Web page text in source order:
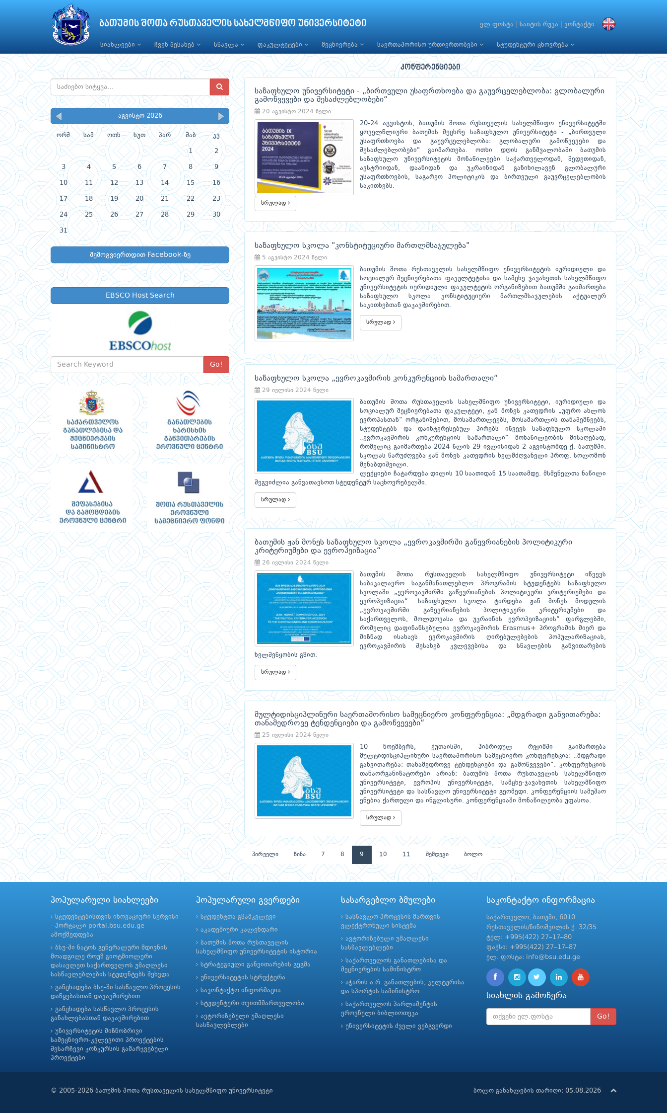
ბათუმის შოთა რუსთაველის სახელმწიფო უნივერსიტეტი ელ.ფოსტა საიტის რუკა კონტაქტი
სიახლეები ჩვენ შესახებ სწავლა ფაკულტეტები მეცნიერება საერთაშორისო ურთიერთობები სტუდენტური ცხოვრება
აგვისტო 2026
ორშ სამ ოთხ ხუთ პარ შაბ კვ
1 2
3 4 5 6 7 8 9
10 11 12 13 14 15 16
17 18 19 20 21 22 23
24 25 26 27 28 29 30
31
შემოგვიერთდით Facebook-ზე
EBSCO Host Search
Go!
კონფერენციები
საზაფხულო უნივერსიტეტი - „ბირთვული უსაფრთხოება და გაუვრცელებლობა: გლობალური
გამოწვევები და შესაძლებლობები“
20 აგვისტო 2024 წელი
20-24 აგვისტოს, ბათუმის შოთა რუსთველის სახელმწიფო უნივერსიტეტში
ყოველწლიური ბათუმის მეცხრე საზაფხულო უნივერსიტეტი - „ბირთვული
უსაფრთხოება და გაუვრცელებლობა: გლობალური გამოწვევები და
შესაძლებლობები" გაიმართება. ოთხი დღის განმვალობაში ბათუმის
საზაფხულო უნივერსიტეტის მონაწილეები საქართველოდან, შედეთიდან,
ავსტრიიდან, დაანიდან და უკრაინიდან განიხილავენ გლობალური
უსაფრთხოების, საგარეო პოლიტიკის და ბირთვული გაუვრცელებლობის
საკითხებს.
სრულად
საზაფხულო სკოლა "კონსტიტუციური მართლმსაჯულება"
5 აგვისტო 2024 წელი
ბათუმის შოთა რუსთაველის სახელმწიფო უნივერსიტეტის იურიდიული და
სოციალურ მეცნიერებათა ფაკულტეტისა და სამცხე ჯავახეთის სახელმწიფო
უნივერსიტეტის იურიდიული ფაკულტეტის ორგანიზებით ბათუმში გაიმართება
საზაფხულო სკოლა კონსტიტუციური მართლმსაჯულების აქტუალურ
საკითხებთან დაკავშირებით.
სრულად
საზაფხულო სკოლა „ევროკავშირის კონკურენციის სამართალი“
29 ივლისი 2024 წელი
ბათუმის შოთა რუსთაველის სახელმწიფო უნივერსიტეტი, იურიდიული და
სოციალურ მეცნიერებათა ფაკულტეტი, ჟან მონეს კათედრის „უფრო ახლოს
ევროპასთან“ ორგანიზებით, მოსამართლეებს, მოსამართლის თანაშემწეებს,
სტუდენტებს და დაინტერესებულ პირებს იწვევს საზაფხულო სკოლაში
„ევროკავშირის კონკურენციის სამართალი“ მონაწილეობის მისაღებად,
რომელიც გაიმართება 2024 წლის 29 ივლისიდან 2 აგვისტომდე ქ. ბათუმში.
სკოლას წარუძღვება ჟან მონეს კათედრის ხელმძღვანელი პროფ. სოლომონ
მენაბდიშვილი.
ლექციები ჩატარდება დილის 10 საათიდან 15 საათამდე. მსმენელთა ნაწილი
შეგვიძლია განვათავსოთ სტუდენტურ საცხოვრებელში.
სრულად
ბათუმის ჟან მონეს საზაფხულო სკოლა „ევროკავშირში გაწევრიანების პოლიტიკური
კრიტერიუმები და ევროპეიზაცია“
26 ივლისი 2024 წელი
ბათუმის შოთა რუსთაველის სახელმწიფო უნივერსიტეტი იწვევს
საბაკალავრო საგანმანათლებლო პროგრამის სტუდენტებს საზაფხულო
სკოლაში „ევროკავშირში გაწევრიანების პოლიტიკური კრიტერიუმები და
ევროპეიზაცია“. საზაფხულო სკოლა ტარდება ჟან მონეს მოდულის
„ევროკავშირში გაწევრიანების პოლიტიკური კრიტერიუმები და
საქართველოს, მოლდოვასა და უკრაინის ევროპეიზაციის“ ფარგლებში,
რომელიც დაფინანსებულია ევროკავშირის Erasmus+ პროგრამის მიერ და
მიზნად ისახავს ევროკავშირის ღირებულებების პოპულარიზაციას,
ევროკავშირის შესახებ კვლევებისა და სწავლების განვითარების
ხელშეწყობის გზით.
სრულად
მულტიდისციპლინური საერთაშორისო სამეცნიერო კონფერენცია: „მდგრადი განვითარება:
თანამედროვე ტენდენციები და გამოწვევები“
25 ივლისი 2024 წელი
10 ნოემბერს, ქუთაისში, ჰიბრიდულ რეჟიმში გაიმართება
მულტიდისციპლინური საერთაშორისო სამეცნიერო კონფერენცია: „მდგრადი
განვითარება: თანამედროვე ტენდენციები და გამოწვევები“. კონფერენციის
თანაორგანიზატორები არიან: ბათუმის შოთა რუსთაველის სახელმწიფო
უნივერსიტეტი, ევროპის უნივერსიტეტი, სამცხე-ჯავახეთის სახელმწიფო
უნივერსიტეტი და სასწავლო უნივერსიტეტი გეომედი. კონფერენციის სამუშაო
ენებია ქართული და ინგლისური. კონფერენციაში მონაწილეობა უფასოა.
სრულად
პირველი წინა 7 8 9 10 11 შემდეგი ბოლო
პოპულარული სიახლეები
სტუდენტებისთვის ინოვაციური სერვისი
- პორტალი portal.bsu.edu.ge
ამოქმედდება
ბსუ-ში ნატოს გენერალური მდივნის
მოადგილე როუზ გიოტმიოლერი
დასავლეთ საქართველოს უმაღლესი
სასწავლებლების სტუდენტებს შეხვდა
განცხადება ბსუ-ში სასწავლო პროცესის
დაწყებასთან დაკავშირებით
განცხადება სასწავლო პროცესის
განახლებასთან დაკავშირებით
უნივერსიტეტის მიზნობრივი
სამეცნიერო-კვლევითი პროექტების
შესარჩევი კონკურსის გამარჯვებული
პროექტები
პოპულარული გვერდები
სტუდენტთა გზამკვლევი
აკადემიური კალენდარი
ბათუმის შოთა რუსთაველის
სახელმწიფო უნივერსიტეტის ისტორია
სტრატეგიული განვითარების გეგმა
უნივერსიტეტის სტრუქტურა
საკონტაქტო ინფორმაცია
სტუდენტური თვითმმართველობა
ავტორიზებული უმაღლესი
სასწავლებლები
სასარგებლო ბმულები
სასწავლო პროცესის მართვის
ელექტრონული სისტემა
ავტორიზებული უმაღლესი
სასწავლებლები
საქართველოს განათლებისა და
მეცნიერების სამინისტრო
აჭარის ა.რ. განათლების, კულტურისა
და სპორტის სამინისტრო
საქართველოს პარლამენტის
ეროვნული ბიბლიოთეკა
უნივერსიტეტის ძველი ვებგვერდი
საკონტაქტო ინფორმაცია
საქართველო, ბათუმი, 6010
რუსთაველის/ნინოშვილის ქ. 32/35
ტელ: +995(422) 27–17–80
ფაქსი: +995(422) 27–17–87
ელ. ფოსტა: info@bsu.edu.ge
სიახლის გამოწერა
Go!
© 2005-2026 ბათუმის შოთა რუსთაველის სახელმწიფო უნივერსიტეტი ბოლო განახლების თარიღი: 05.08.2026